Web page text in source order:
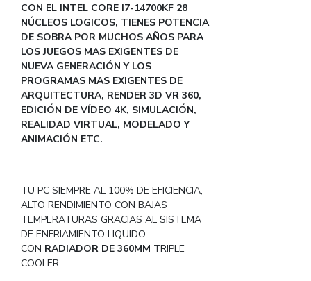
CON EL INTEL CORE I7-14700KF 28
NÚCLEOS LOGICOS, TIENES POTENCIA
DE SOBRA POR MUCHOS AÑOS PARA
LOS JUEGOS MAS EXIGENTES DE
NUEVA GENERACIÓN Y LOS
PROGRAMAS MAS EXIGENTES DE
ARQUITECTURA, RENDER 3D VR 360,
EDICIÓN DE VÍDEO 4K, SIMULACIÓN,
REALIDAD VIRTUAL, MODELADO Y
ANIMACIÓN ETC.
TU PC SIEMPRE AL 100% DE EFICIENCIA,
ALTO RENDIMIENTO CON BAJAS
TEMPERATURAS GRACIAS AL SISTEMA
DE ENFRIAMIENTO LIQUIDO
CON RADIADOR DE 360MM TRIPLE
COOLER